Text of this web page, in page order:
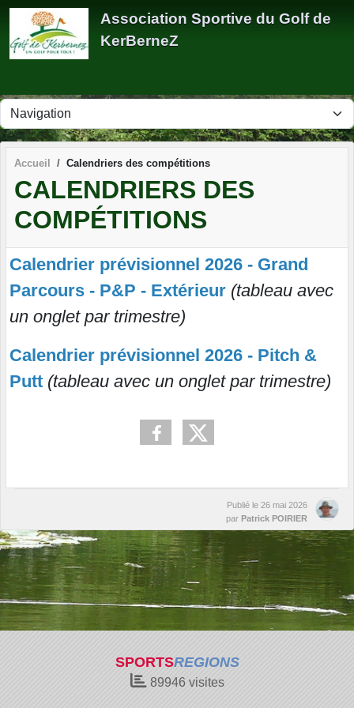
Association Sportive du Golf de
KerBerneZ
Accueil Calendriers des compétitions
CALENDRIERS DES
COMPÉTITIONS
Calendrier prévisionnel 2026 - Grand
Parcours - P&P - Extérieur (tableau avec
un onglet par trimestre)
Calendrier prévisionnel 2026 - Pitch &
Putt (tableau avec un onglet par trimestre)
Publié le 26 mai 2026
par Patrick POIRIER
SPORTSREGIONS
89946visites
Panneau de gestion des cookies